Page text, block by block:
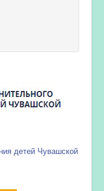
детей Чувашской